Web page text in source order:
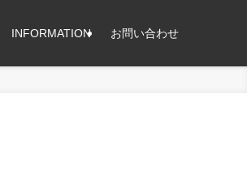
INFORMATION お問い合わせ